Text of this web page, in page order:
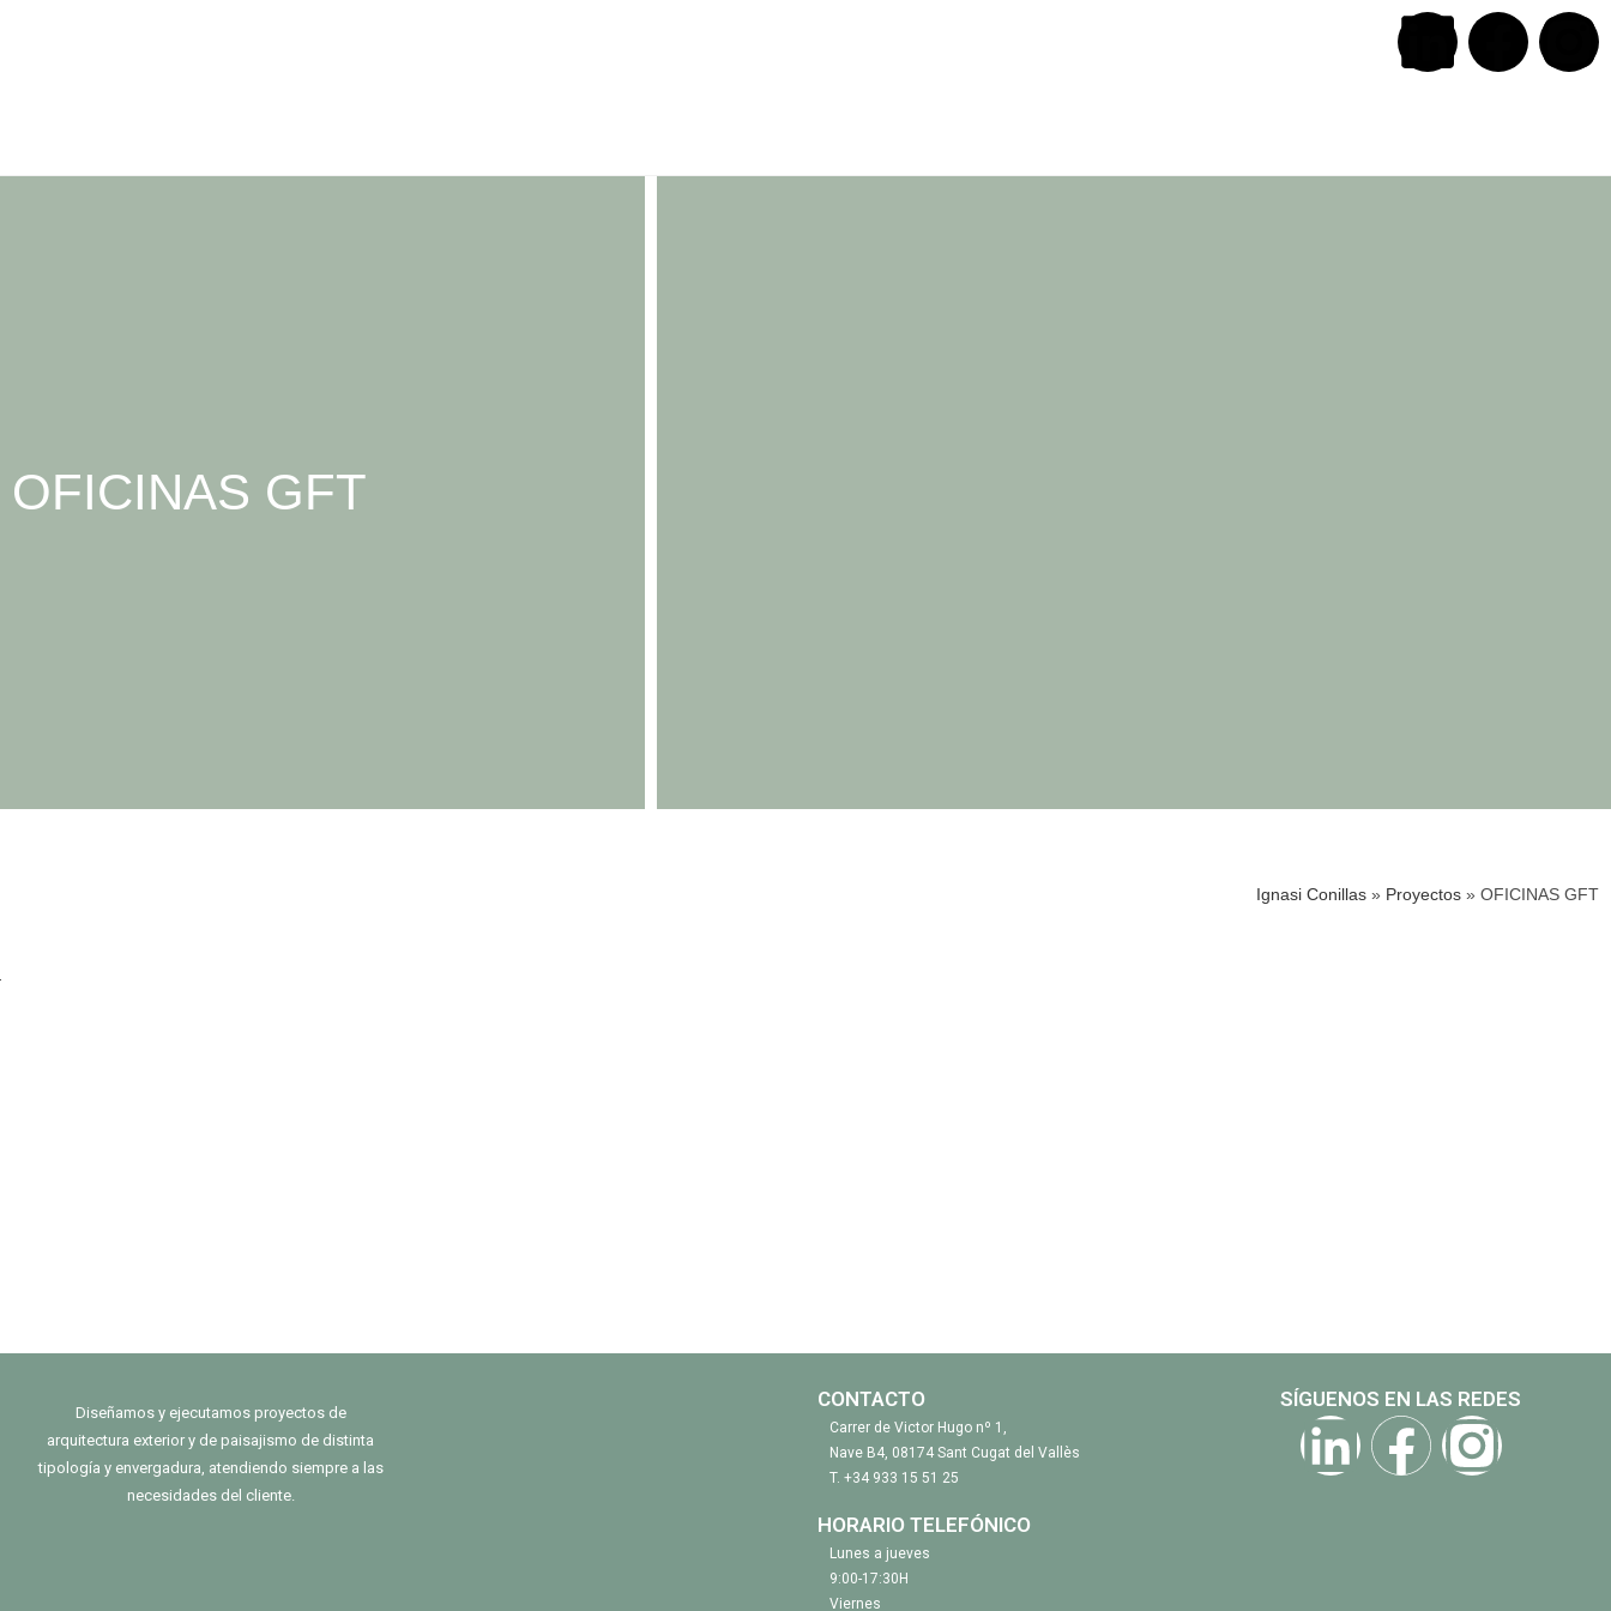
OFICINAS GFT
Ignasi Conillas » Proyectos » OFICINAS GFT
Diseñamos y ejecutamos proyectos de
arquitectura exterior y de paisajismo de distinta
tipología y envergadura, atendiendo siempre a las
necesidades del cliente.
CONTACTO
Carrer de Victor Hugo nº 1,
Nave B4, 08174 Sant Cugat del Vallès
T. +34 933 15 51 25
HORARIO TELEFÓNICO
Lunes a jueves
9:00-17:30H
Viernes
SÍGUENOS EN LAS REDES